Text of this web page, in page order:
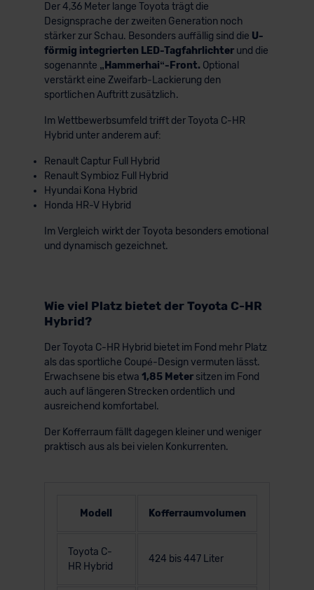
Der 4,36 Meter lange Toyota trägt die
Designsprache der zweiten Generation noch
stärker zur Schau. Besonders auffällig sind die U-
förmig integrierten LED-Tagfahrlichterund die
sogenannte „Hammerhai“-Front. Optional
verstärkt eine Zweifarb-Lackierung den
sportlichen Auftritt zusätzlich.
Im Wettbewerbsumfeld trifft der Toyota C-HR
Hybrid unter anderem auf:
Renault Captur Full Hybrid
Renault Symbioz Full Hybrid
Hyundai Kona Hybrid
Honda HR-V Hybrid
Im Vergleich wirkt der Toyota besonders emotional
und dynamisch gezeichnet.
Wie viel Platz bietet der Toyota C-HR
Hybrid?
Der Toyota C-HR Hybrid bietet im Fond mehr Platz
als das sportliche Coupé-Design vermuten lässt.
Erwachsene bis etwa 1,85 Metersitzen im Fond
auch auf längeren Strecken ordentlich und
ausreichend komfortabel.
Der Kofferraum fällt dagegen kleiner und weniger
praktisch aus als bei vielen Konkurrenten.
Modell Kofferraumvolumen
Toyota C-
HR Hybrid
424 bis 447 Liter